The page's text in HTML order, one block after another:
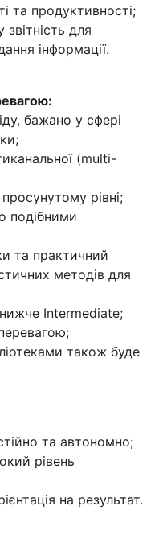
та продуктивності;
для
інформації.
бажано у сфері
(multi-
рівні;
подібними
та практичний
методів для
нижче Intermediate;
також буде
та автономно;
рівень
на результат.